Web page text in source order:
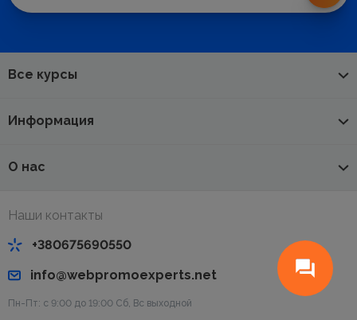
Все курсы
Информация
О нас
Наши контакты
+380675690550
info@webpromoexperts.net
Пн-Пт: с 9:00 до 19:00 Cб, Вс выходной